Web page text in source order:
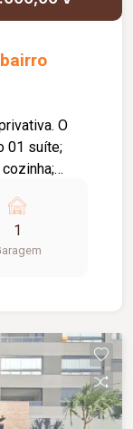
O
01 suíte;
e
1